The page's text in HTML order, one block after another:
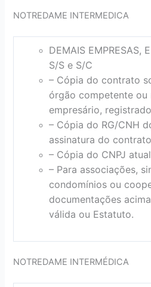
NOTREDAME INTERMEDICA
DEMAIS EMPRESAS,
S/S e S/C
– Cópia do contrato
órgão competente ou
empresário,
– Cópia do RG/CNH
assinatura do
– Cópia do CNPJ
– Para associações,
condomínios ou
documentações
válida ou Estatuto.
NOTREDAME INTERMÉDICA